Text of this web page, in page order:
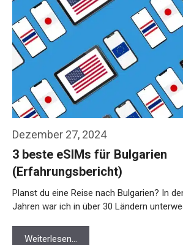
Dezember 27, 2024
3 beste eSIMs für Bulgarien
(Erfahrungsbericht)
Planst du eine Reise nach Bulgarien? In
Jahren war ich in über 30 Ländern
Weiterlesen…